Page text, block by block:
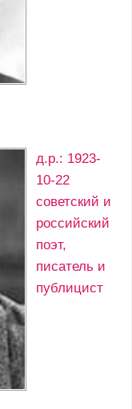
д.р.: 1923-
10-22
советский и
российский
поэт,
писатель и
публицист